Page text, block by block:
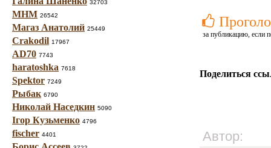
32703
МНМ 26542
Магаз Анатолий 25449
Crakodil 17967
AD70 7743
haratoshka 7618
Spektor 7249
Рыбак 6790
Николай Наседкин 5090
Ігор Кузьменко 4796
fischer 4401
за публикацию, если
Поделиться
Автор: